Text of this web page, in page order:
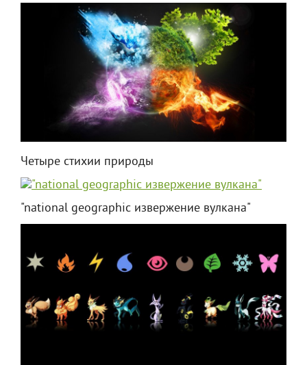
Четыре стихии природы
"national geographic извержение вулкана"